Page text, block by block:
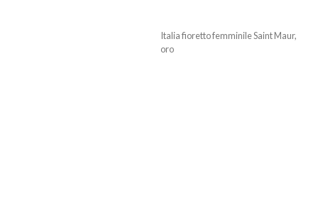
Italia fioretto femminile Saint Maur,
oro